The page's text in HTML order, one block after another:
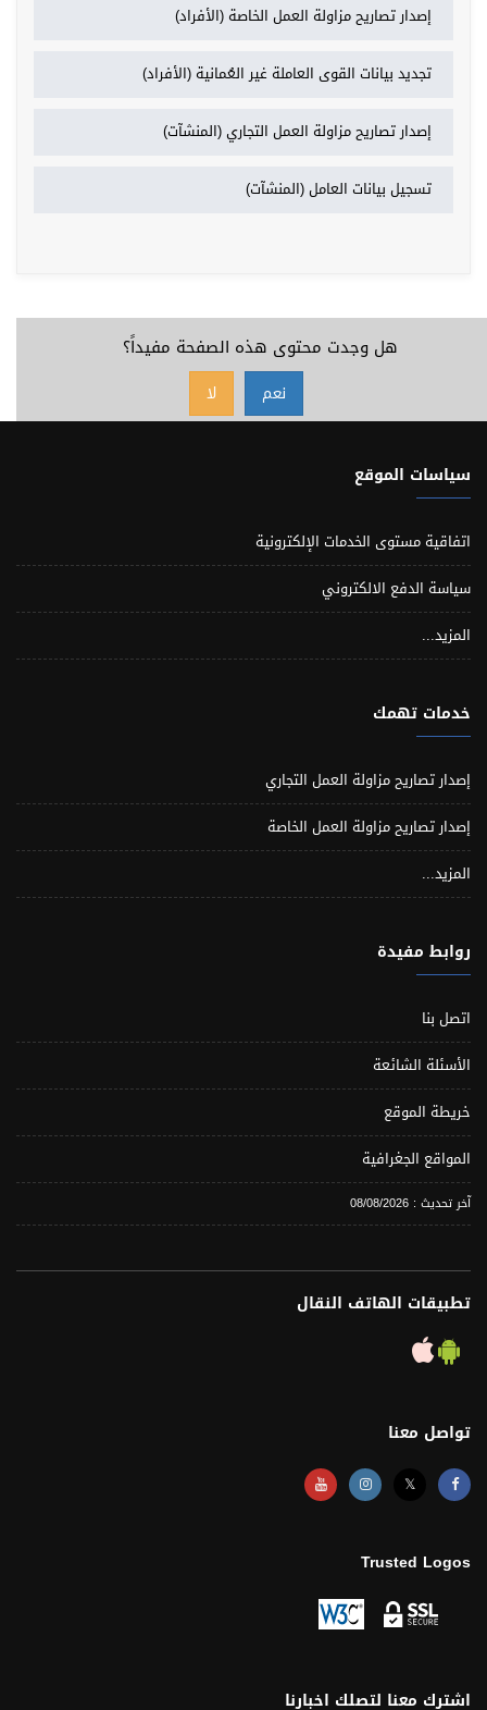
إصدار تصاريح مزاولة العمل الخاصة (الأفراد)
تجديد بيانات القوى العاملة غير العُمانية (الأفراد)
إصدار تصاريح مزاولة العمل التجاري (المنشآت)
تسجيل بيانات العامل (المنشآت)
هل وجدت محتوى هذه الصفحة مفيداً؟
نعم لا
سياسات الموقع
اتفاقية مستوى الخدمات الإلكترونية
سياسة الدفع الالكتروني
المزيد...
خدمات تهمك
إصدار تصاريح مزاولة العمل التجاري
إصدار تصاريح مزاولة العمل الخاصة
المزيد...
روابط مفيدة
اتصل بنا
الأسئلة الشائعة
خريطة الموقع
المواقع الجغرافية
آخر تحديث : 08/08/2026
تطبيقات الهاتف النقال
تواصل معنا
𝕏
Trusted Logos
اشترك معنا لتصلك اخبارنا